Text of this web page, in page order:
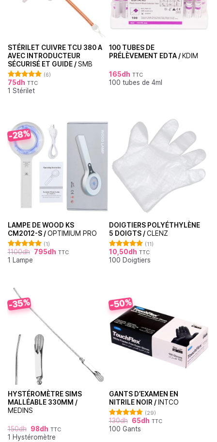
STÉRILET CUIVRE TCU 380 A
AVEC INTRODUCTEUR
SÉCURISÉ ET GUIDE /SMB
Note5.00
sur 5
(6)
75dh TTC
1 Stérilet
100 TUBES DE
PRÉLÈVEMENT EDTA / KDIM
165dh TTC
100 tubes de 4ml
-28%
LAMPE DE WOOD KS
CM2012-S /OPTIMIUM PRO
Note5.00
sur 5
(1)
1100dh 795dh TTC
1 Lampe
DOIGTIERS POLYÉTHYLÈNE
5 DOIGTS /CLENZ
Note5.00
sur 5
(11)
10,50dh TTC
100 Doigtiers
-35%
HYSTÉROMÈTRE SIMS
MALLÉABLE 330MM /
MEDINS
150dh 98dh TTC
1 Hystéromètre
-50%
GANTS D’EXAMEN EN
NITRILE NOIR / INTCO
Note4.76
sur 5
(29)
130dh 65dh TTC
100 Gants